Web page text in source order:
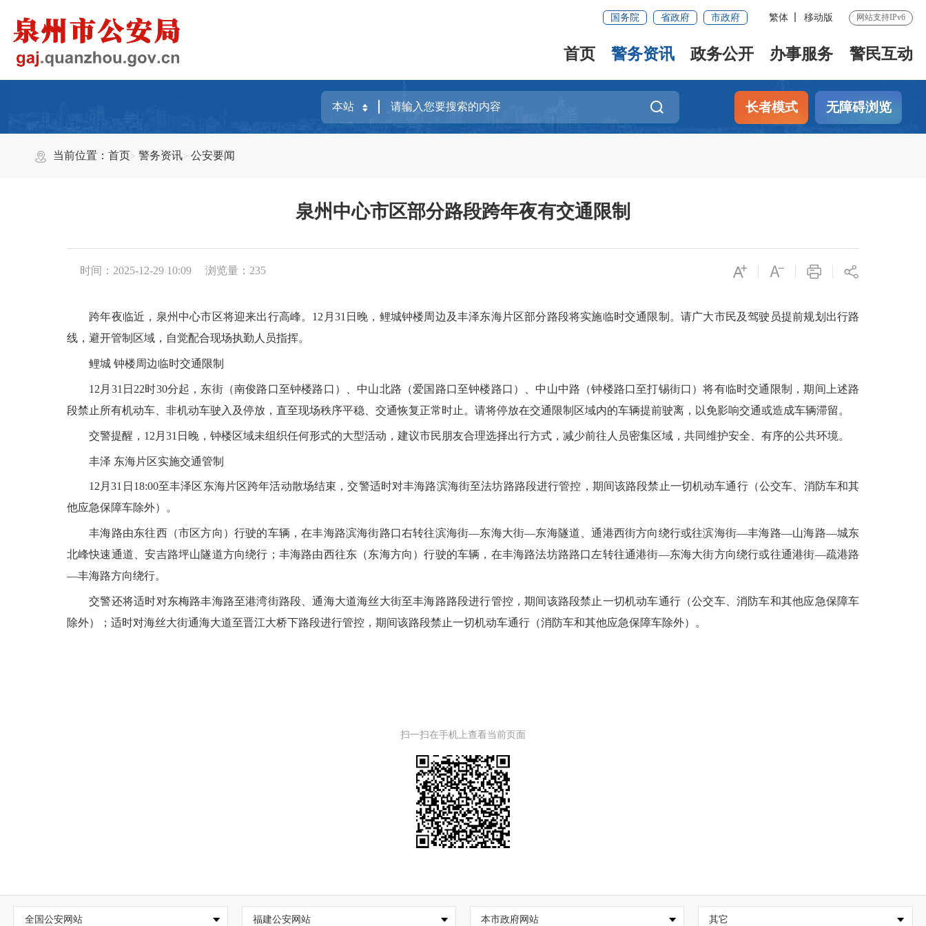
国务院 省政府 市政府 繁体 移动版 网站支持IPv6
首页 警务资讯 政务公开 办事服务 警民互动
长者模式 无障碍浏览
当前位置：首页 警务资讯 公安要闻
泉州中心市区部分路段跨年夜有交通限制
时间：2025-12-29 10:09 浏览量： 235
跨年夜临近，泉州中心市区将迎来出行高峰。12月31日晚，鲤城钟楼周边及丰泽东海片区部分路段将实施临时交通限制。请广大市民及驾驶员提前规划出行路
线，避开管制区域，自觉配合现场执勤人员指挥。
鲤城 钟楼周边临时交通限制
12月31日22时30分起，东街（南俊路口至钟楼路口）、中山北路（爱国路口至钟楼路口）、中山中路（钟楼路口至打锡街口）将有临时交通限制，期间上述路
段禁止所有机动车、非机动车驶入及停放，直至现场秩序平稳、交通恢复正常时止。请将停放在交通限制区域内的车辆提前驶离，以免影响交通或造成车辆滞留。
交警提醒，12月31日晚，钟楼区域未组织任何形式的大型活动，建议市民朋友合理选择出行方式，减少前往人员密集区域，共同维护安全、有序的公共环境。
丰泽 东海片区实施交通管制
12月31日18:00至丰泽区东海片区跨年活动散场结束，交警适时对丰海路滨海街至法坊路路段进行管控，期间该路段禁止一切机动车通行（公交车、消防车和其
他应急保障车除外）。
丰海路由东往西（市区方向）行驶的车辆，在丰海路滨海街路口右转往滨海街—东海大街—东海隧道、通港西街方向绕行或往滨海街—丰海路—山海路—城东
北峰快速通道、安吉路坪山隧道方向绕行；丰海路由西往东（东海方向）行驶的车辆，在丰海路法坊路路口左转往通港街—东海大街方向绕行或往通港街—疏港路
—丰海路方向绕行。
交警还将适时对东梅路丰海路至港湾街路段、通海大道海丝大街至丰海路路段进行管控，期间该路段禁止一切机动车通行（公交车、消防车和其他应急保障车
除外）；适时对海丝大街通海大道至晋江大桥下路段进行管控，期间该路段禁止一切机动车通行（消防车和其他应急保障车除外）。
扫一扫在手机上查看当前页面
全国公安网站 福建公安网站 本市政府网站 其它